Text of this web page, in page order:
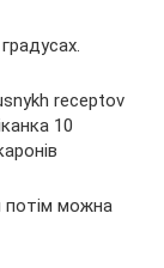
потім можна